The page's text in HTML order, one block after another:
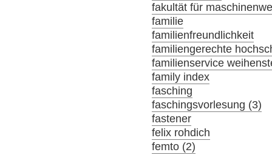
fakultät für
familie
familienfreundlichkeit
familiengerechte
familienservice
family index
fasching
faschingsvorlesung (3)
fastener
felix rohdich
femto (2)